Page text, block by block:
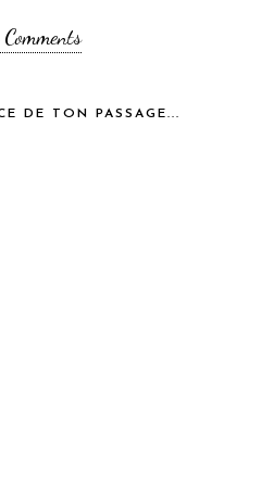
DE TON PASSAGE...